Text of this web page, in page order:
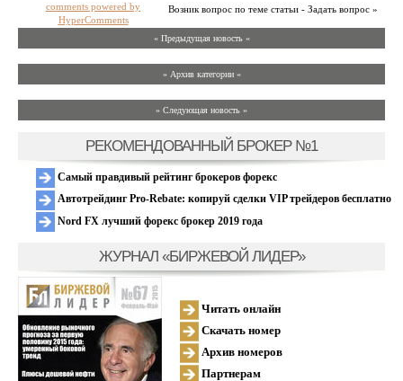
Возник вопрос по теме статьи - Задать вопрос »
comments powered by
HyperComments
« Предыдущая новость «
» Архив категории «
» Следующая новость »
РЕКОМЕНДОВАННЫЙ БРОКЕР №1
Самый правдивый рейтинг брокеров форекс
Автотрейдинг Pro-Rebate: копируй сделки VIP трейдеров бесплатно
Nord FX лучший форекс брокер 2019 года
ЖУРНАЛ «БИРЖЕВОЙ ЛИДЕР»
Читать онлайн
Скачать номер
Архив номеров
Партнерам